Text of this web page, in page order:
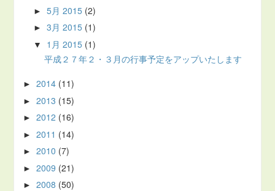
►5月 2015 (2)
►3月 2015 (1)
▼ 1月 2015 (1)
平成２７年２・３月の行事予定をアップいたします
►2014 (11)
►2013 (15)
►2012 (16)
►2011 (14)
►2010 (7)
►2009 (21)
►2008 (50)